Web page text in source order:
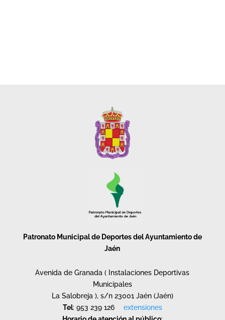
Patronato Municipal de Deportes del Ayuntamiento de
Jaén
Avenida de Granada ( Instalaciones Deportivas
Municipales
La Salobreja ), s/n 23001 Jaén (Jaén)
Tel: 953 239 126
extensiones